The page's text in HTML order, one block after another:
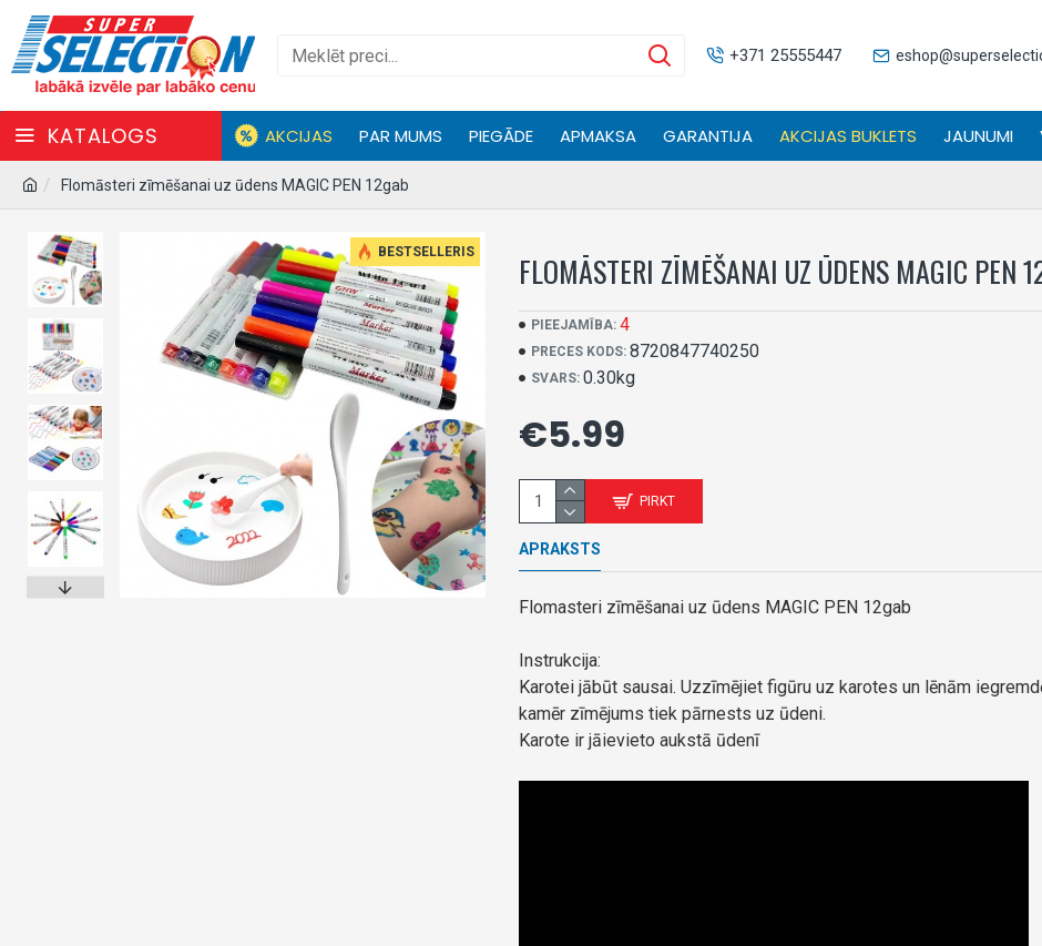
+371 25555447
KATALOGS AKCIJAS PAR MUMS PIEGĀDE APMAKSA GARANTIJA AKCIJAS BUKLETS JAUNUMI
Flomāsteri zīmēšanai uz ūdens MAGIC PEN 12gab
BESTSELLERIS FLOMĀSTERI ZĪMĒŠANAI UZ ŪDENS MAGIC PEN
PIEEJAMĪBA: 4
PRECES KODS: 8720847740250
SVARS: 0.30kg
€5.99
PIRKT
APRAKSTS
Flomasteri zīmēšanai uz ūdens MAGIC PEN 12gab
Instrukcija:
Karotei jābūt sausai. Uzzīmējiet figūru uz karotes un lēnām
kamēr zīmējums tiek pārnests uz ūdeni.
Karote ir jāievieto aukstā ūdenī